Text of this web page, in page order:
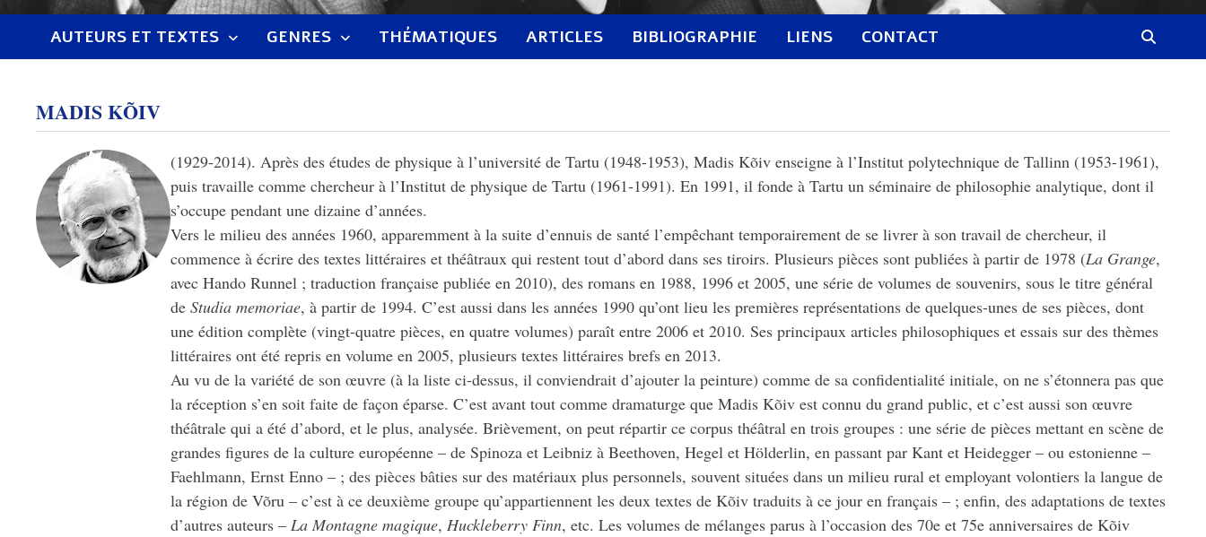
AUTEURS ET TEXTES GENRES THÉMATIQUES ARTICLES BIBLIOGRAPHIE LIENS CONTACT
MADIS KÕIV
(1929-2014). Après des études de physique à l’université de Tartu (1948-1953), Madis Kõiv enseigne à l’Institut polytechnique de Tallinn (1953-1961),
puis travaille comme chercheur à l’Institut de physique de Tartu (1961-1991). En 1991, il fonde à Tartu un séminaire de philosophie analytique, dont il
s’occupe pendant une dizaine d’années.
Vers le milieu des années 1960, apparemment à la suite d’ennuis de santé l’empêchant temporairement de se livrer à son travail de chercheur, il
commence à écrire des textes littéraires et théâtraux qui restent tout d’abord dans ses tiroirs. Plusieurs pièces sont publiées à partir de 1978 (La Grange,
avec Hando Runnel ; traduction française publiée en 2010), des romans en 1988, 1996 et 2005, une série de volumes de souvenirs, sous le titre général
deStudia memoriae, à partir de 1994. C’est aussi dans les années 1990 qu’ont lieu les premières représentations de quelques-unes de ses pièces, dont
une édition complète (vingt-quatre pièces, en quatre volumes) paraît entre 2006 et 2010. Ses principaux articles philosophiques et essais sur des thèmes
littéraires ont été repris en volume en 2005, plusieurs textes littéraires brefs en 2013.
Au vu de la variété de son œuvre (à la liste ci-dessus, il conviendrait d’ajouter la peinture) comme de sa confidentialité initiale, on ne s’étonnera pas que
la réception s’en soit faite de façon éparse. C’est avant tout comme dramaturge que Madis Kõiv est connu du grand public, et c’est aussi son œuvre
théâtrale qui a été d’abord, et le plus, analysée. Brièvement, on peut répartir ce corpus théâtral en trois groupes : une série de pièces mettant en scène de
grandes figures de la culture européenne – de Spinoza et Leibniz à Beethoven, Hegel et Hölderlin, en passant par Kant et Heidegger – ou estonienne –
Faehlmann, Ernst Enno – ; des pièces bâties sur des matériaux plus personnels, souvent situées dans un milieu rural et employant volontiers la langue de
la région de Võru – c’est à ce deuxième groupe qu’appartiennent les deux textes de Kõiv traduits à ce jour en français – ; enfin, des adaptations de textes
d’autres auteurs –La Montagne magique,Huckleberry Finn, etc. Les volumes de mélanges parus à l’occasion des 70e et 75e anniversaires de Kõiv